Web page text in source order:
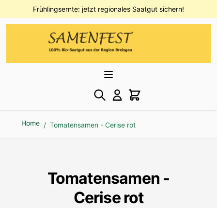
Direkt zum InhaltFrühlingsernte: jetzt regionales Saatgut sichern!
Home / Tomatensamen - Cerise rot
Tomatensamen -
Cerise rot